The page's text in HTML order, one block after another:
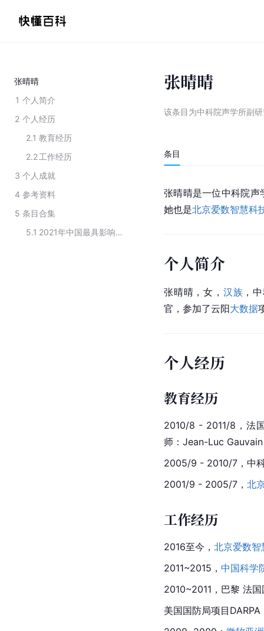
张晴晴
1 个人简介
2 个人经历
2.1 教育经历
2.2工作经历
3 个人成就
4 参考资料
5 条目合集
5.1
2021年中国最具影响力的商界女性未来榜
张晴晴
该条目为中科院声学所副
条目
张晴晴是一位中科院
她也是北京爱数智慧科
个人简介
张晴晴，女， 汉族 ，
官 ，参加了云阳大数据
个人经历
教育经历
2010/8 - 2011/8，法
师：Jean-Luc Gauvain
2005/9 - 2010/7，中
2001/9 - 2005/7， 北
工作经历
2016至今， 北京爱数智
2011~2015， 中国科学
2010~2011，巴黎 法
美国国防局项目